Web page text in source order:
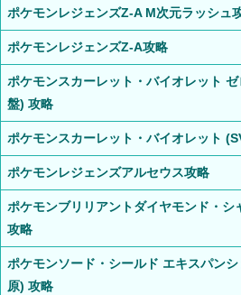
ポケモンレジェンズZ-A M次元ラッシュ
ポケモンレジェンズZ-A攻略
ポケモンスカーレット・バイオレット
盤) 攻略
ポケモンスカーレット・バイオレット
ポケモンレジェンズアルセウス攻略
ポケモンブリリアントダイヤモンド・シ
攻略
ポケモンソード・シールド エキスパン
原) 攻略